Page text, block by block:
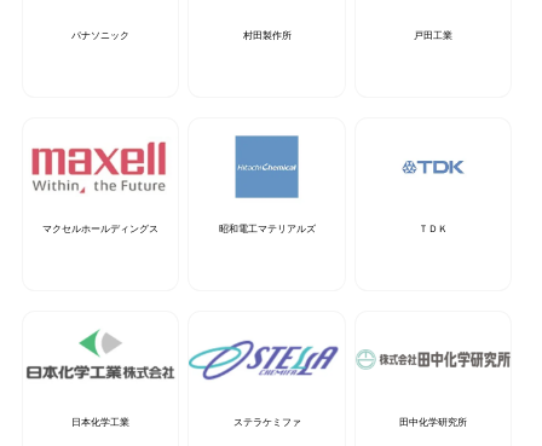
パナソニック 村田製作所 戸田工業
マクセルホールディングス 昭和電工マテリアルズ ＴＤＫ
日本化学工業 ステラケミファ 田中化学研究所